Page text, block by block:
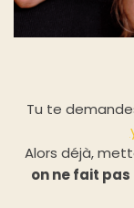
Tu te
Alors déjà,
on ne fait